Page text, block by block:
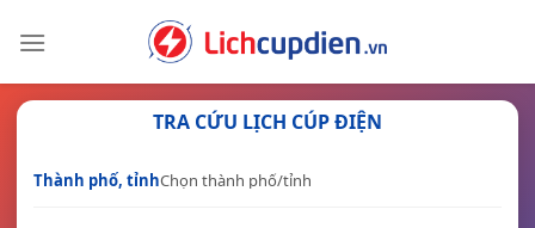
TRA CỨU LỊCH CÚP ĐIỆN
Thành phố, tỉnh